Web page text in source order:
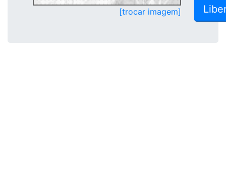
[trocar imagem]